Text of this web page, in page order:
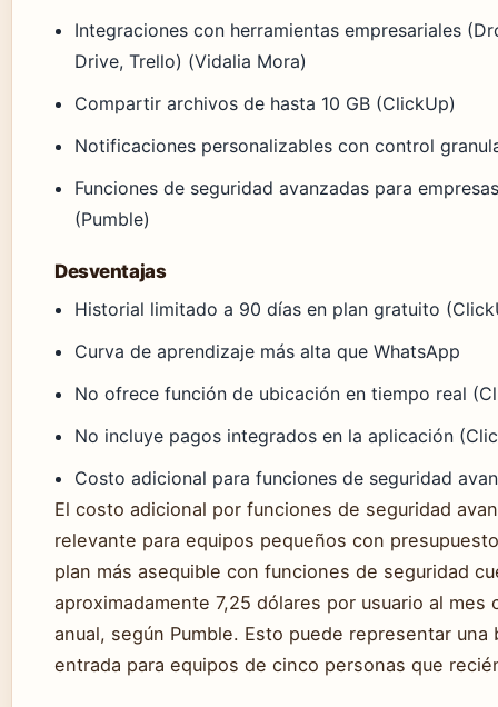
Integraciones con herramientas empresariales
Drive, Trello) (Vidalia Mora)
Compartir archivos de hasta 10 GB (ClickUp)
Notificaciones personalizables con control
Funciones de seguridad avanzadas para
(Pumble)
Desventajas
Historial limitado a 90 días en plan gratuito
Curva de aprendizaje más alta que WhatsApp
No ofrece función de ubicación en tiempo real
No incluye pagos integrados en la aplicación
Costo adicional para funciones de seguridad
El costo adicional por funciones de seguridad
relevante para equipos pequeños con
plan más asequible con funciones de seguridad
aproximadamente 7,25 dólares por usuario al mes
anual, según Pumble. Esto puede representar una
entrada para equipos de cinco personas que